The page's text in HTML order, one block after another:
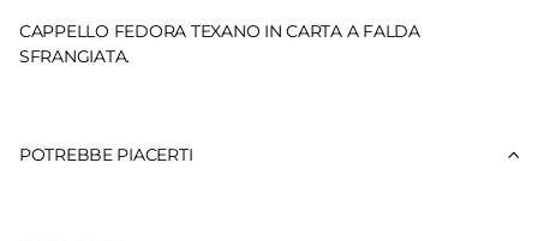
CAPPELLO FEDORA TEXANO IN CARTA A FALDA
SFRANGIATA.
POTREBBE PIACERTI